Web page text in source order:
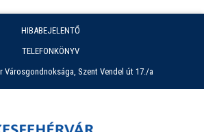
HIBABEJELENTŐ
TELEFONKÖNYV
Városgondnoksága, Szent Vendel út 17./a